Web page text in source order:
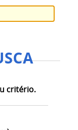
critério.